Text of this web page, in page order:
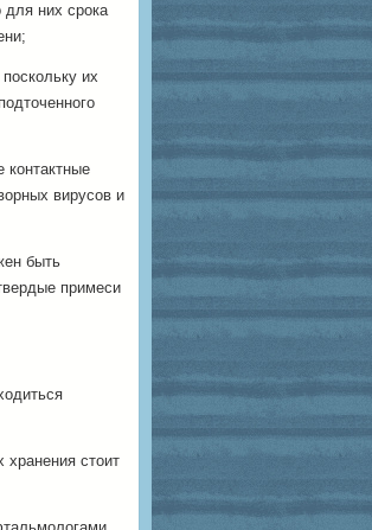
для них срока
их
вирусов и
быть
примеси
стоит